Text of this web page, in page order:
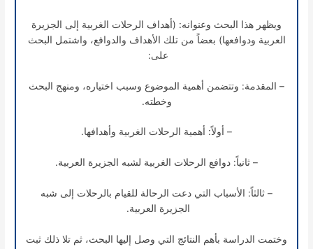
ويظهر هذا البحث وعنوانه: (أهداف الرحلات الغربية إلى الجزيرة
العربية ودوافعها) بعضاً من تلك الأهداف والدوافع، واشتمل البحث
على:
– المقدمة: وتتضمن أهمية الموضوع وسبب اختياره، ومنهج البحث
وخطته.
– أولاً: أهمية الرحلات الغربية وأهدافها.
– ثانياً: دوافع الرحلات الغربية لشبه الجزيرة العربية.
– ثالثاً: الأسباب التي دعت الرحالة للقيام بالرحلات إلى شبه
الجزيرة العربية.
وختمت الدراسة بأهم النتائج التي وصل إليها البحث، ثم تلا ذلك ثبت